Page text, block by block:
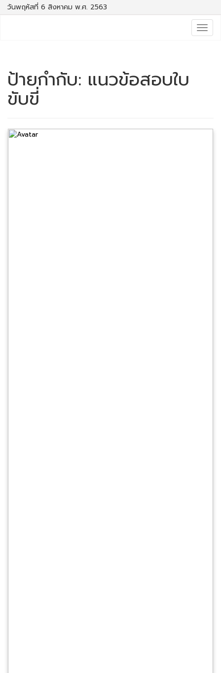
วันพฤหัสที่ 6 สิงหาคม พ.ศ. 2563
ป้ายกำกับ: แนวข้อสอบใบ
ขับขี่